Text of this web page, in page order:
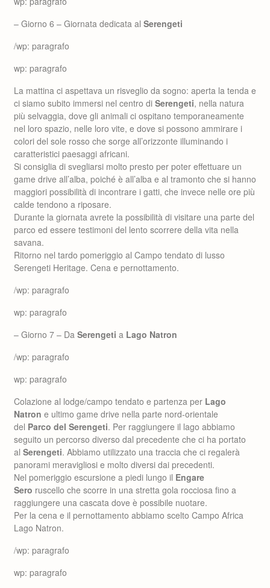
– Giorno 6 – Giornata dedicata al Serengeti
/wp: paragrafo
wp: paragrafo
La mattina ci aspettava un risveglio da sogno: aperta la tenda e
ci siamo subito immersi nel centro di Serengeti, nella natura
più selvaggia, dove gli animali ci ospitano temporaneamente
nel loro spazio, nelle loro vite, e dove si possono ammirare i
colori del sole rosso che sorge all’orizzonte illuminando i
caratteristici paesaggi africani.
Si consiglia di svegliarsi molto presto per poter effettuare un
game drive all’alba, poiché è all’alba e al tramonto che si hanno
maggiori possibilità di incontrare i gatti, che invece nelle ore più
calde tendono a riposare.
Durante la giornata avrete la possibilità di visitare una parte del
parco ed essere testimoni del lento scorrere della vita nella
savana.
Ritorno nel tardo pomeriggio al Campo tendato di lusso
Serengeti Heritage. Cena e pernottamento.
/wp: paragrafo
wp: paragrafo
– Giorno 7 – Da Serengeti a Lago Natron
/wp: paragrafo
wp: paragrafo
Colazione al lodge/campo tendato e partenza per Lago
Natron e ultimo game drive nella parte nord-orientale
del Parco del Serengeti. Per raggiungere il lago abbiamo
seguito un percorso diverso dal precedente che ci ha portato
al Serengeti. Abbiamo utilizzato una traccia che ci regalerà
panorami meravigliosi e molto diversi dai precedenti.
Nel pomeriggio escursione a piedi lungo il Engare
Sero ruscello che scorre in una stretta gola rocciosa fino a
raggiungere una cascata dove è possibile nuotare.
Per la cena e il pernottamento abbiamo scelto Campo Africa
Lago Natron.
/wp: paragrafo
wp: paragrafo